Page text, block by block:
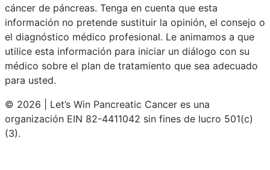
cáncer de páncreas. Tenga en cuenta que esta
información no pretende sustituir la opinión, el consejo o
el diagnóstico médico profesional. Le animamos a que
utilice esta información para iniciar un diálogo con su
médico sobre el plan de tratamiento que sea adecuado
para usted.
© 2026 | Let’s Win Pancreatic Cancer es una
organización EIN 82-4411042 sin fines de lucro 501(c)
(3).